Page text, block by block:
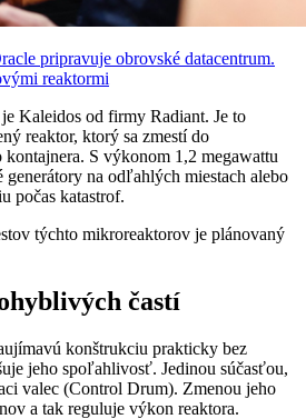
pripravuje obrovské datacentrum.
reaktormi
Kaleidos od firmy Radiant. Je to
reaktor, ktorý sa zmestí do
kontajnera. S výkonom 1,2 megawattu
na odľahlých miestach alebo
počas katastrof.
týchto mikroreaktorov je plánovaný
častí
konštrukciu prakticky bez
jeho spoľahlivosť. Jedinou súčasťou,
valec (Control Drum). Zmenou jeho
a tak reguluje výkon reaktora.